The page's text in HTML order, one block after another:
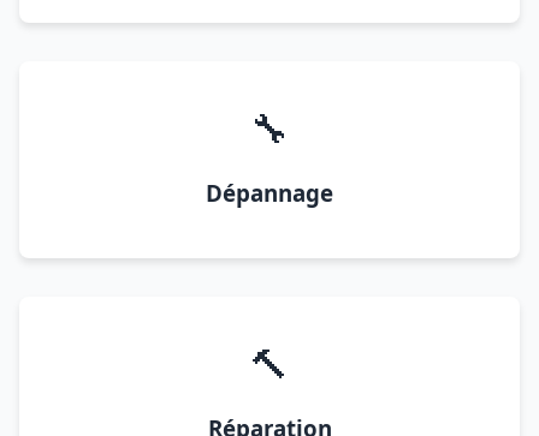
🔧
Dépannage
🔨
Réparation